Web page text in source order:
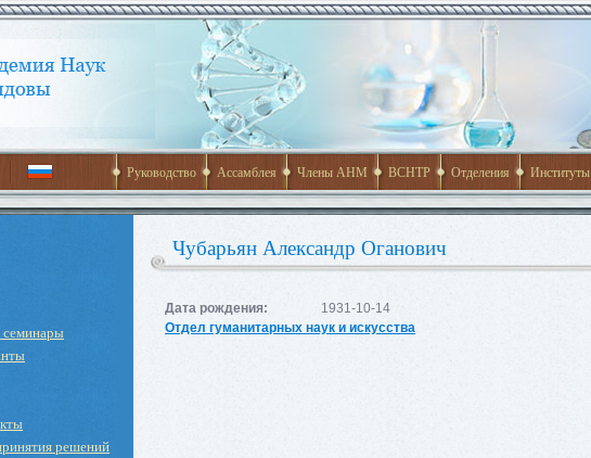
Руководство Ассамблея Члены АНМ ВСНТР Отделения Институты
решений
Чубарьян Александр Оганович
Дата рождения:
1931-10-14
Отдел гуманитарных наук и искусства